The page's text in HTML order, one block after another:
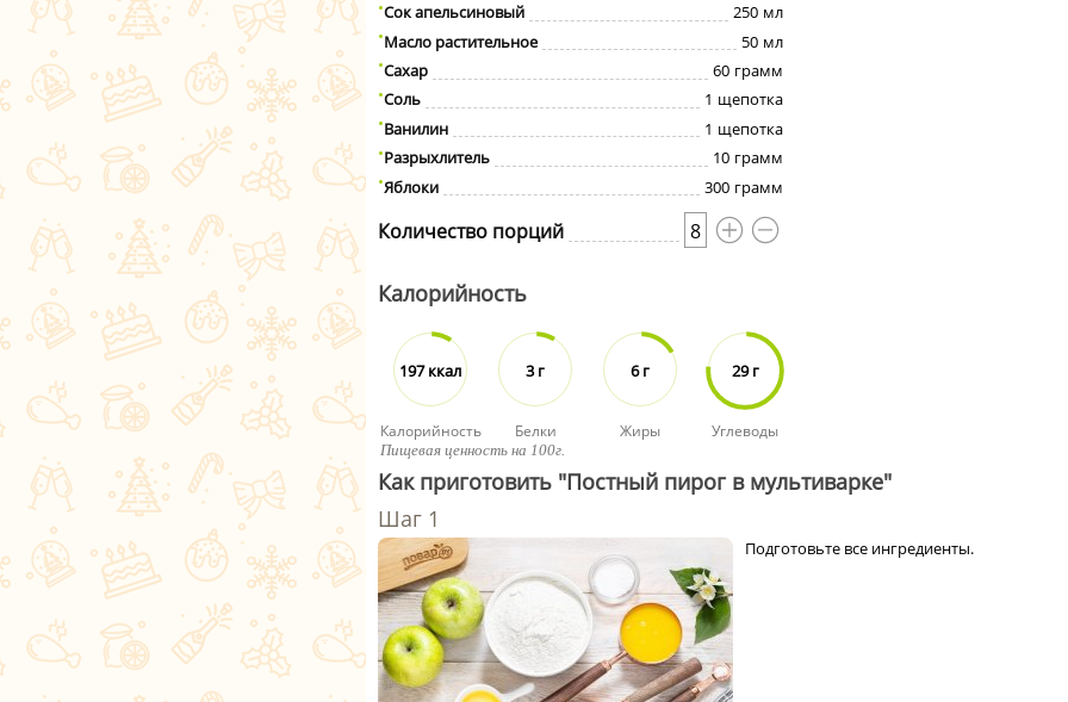
Сок апельсиновый
250 мл
Масло растительное
50 мл
Сахар
60 грамм
Соль
1 щепотка
Ванилин
1 щепотка
Разрыхлитель
10 грамм
Яблоки
300 грамм
Количество порций 8
Калорийность
197 ккал
Калорийность
3 г
Белки
6 г
Жиры
29 г
Углеводы
Пищевая ценность на 100г.
Как приготовить "Постный пирог в мультиварке"
Подготовьте все ингредиенты.